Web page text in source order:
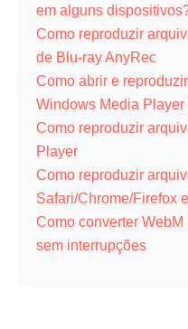
em alguns
Como reproduzir
de Blu-ray AnyRec
Como abrir e
Windows Media Player
Como reproduzir
Player
Como reproduzir
Safari/Chrome/Firefox
Como converter
sem interrupções